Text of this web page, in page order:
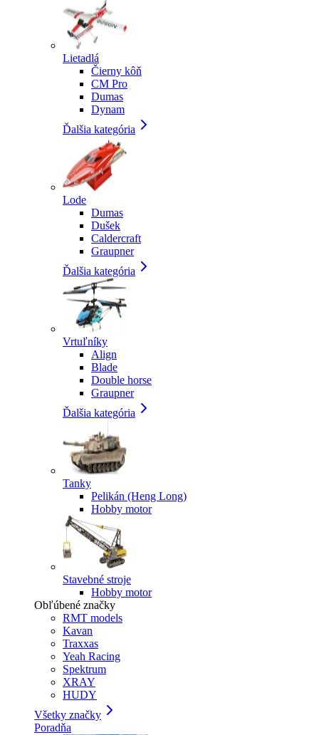
Lietadlá
Čierny kôň
CM Pro
Dumas
Dynam
Ďalšia kategória
Lode
Dumas
Dušek
Caldercraft
Graupner
Ďalšia kategória
Vrtuľníky
Align
Blade
Double horse
Graupner
Ďalšia kategória
Tanky
Pelikán (Heng Long)
Hobby motor
Stavebné stroje
Hobby motor
Obľúbené značky
RMT models
Kavan
Traxxas
Yeah Racing
Spektrum
XRAY
HUDY
Všetky značky
Poradňa